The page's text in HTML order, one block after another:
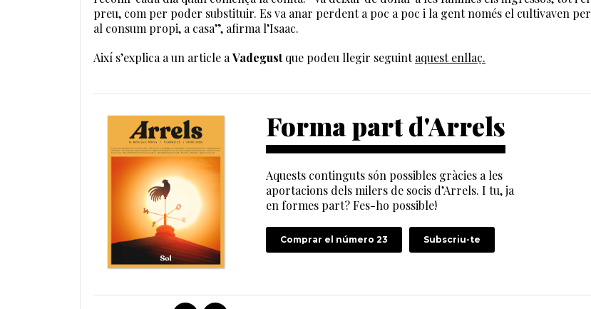
preu, com per poder substituir. Es va anar perdent a poc a poc i la gent només el cultivaven per
al consum propi, a casa”, afirma l’Isaac.
Així s’explica a un article aVadegustque podeu llegir seguintaquest enllaç.
Forma part d'Arrels
Aquests continguts són possibles gràcies a les
aportacions dels milers de socis d’Arrels. I tu, ja
en formes part? Fes-ho possible!
Comprar el número 23 Subscriu-te